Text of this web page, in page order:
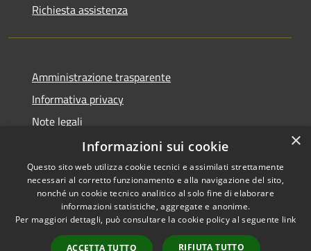
Richiesta assistenza
Amministrazione trasparente
Informativa privacy
Note legali
Dichiarazione di accessibilità
RSS
Accessibilità
Copyright © 2026 • Comune di
Municipium• Accesso
×
Informazioni sui cookie
Questo sito web utilizza cookie tecnici e assimilati strettamente
necessari al corretto funzionamento e alla navigazione del sito,
nonché un cookie tecnico analitico al solo fine di elaborare
informazioni statistiche, aggregate e anonime.
Per maggiori dettagli, può consultare la cookie policy al seguente link
ACCETTA TUTTO RIFIUTA TUTTO